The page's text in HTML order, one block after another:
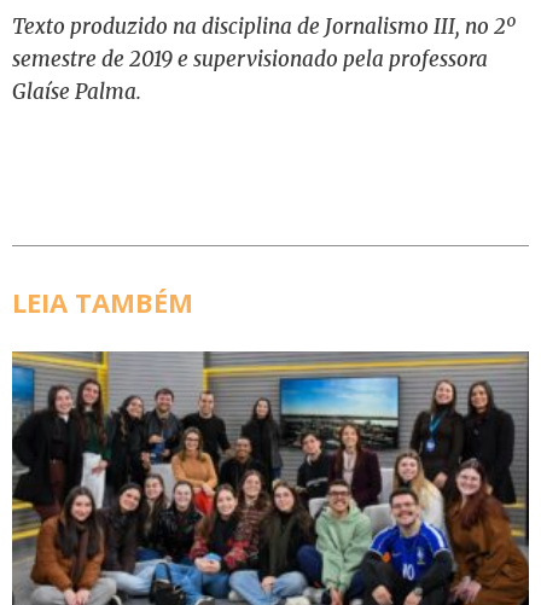
Texto produzido na disciplina de Jornalismo III, no 2º
semestre de 2019 e supervisionado pela professora
Glaíse Palma.
LEIA TAMBÉM